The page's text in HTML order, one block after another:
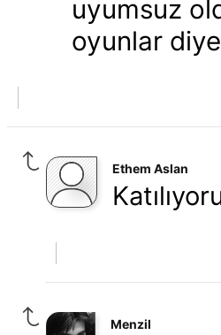
uyumsuz
oyunlar
Ethem Aslan
Menzil